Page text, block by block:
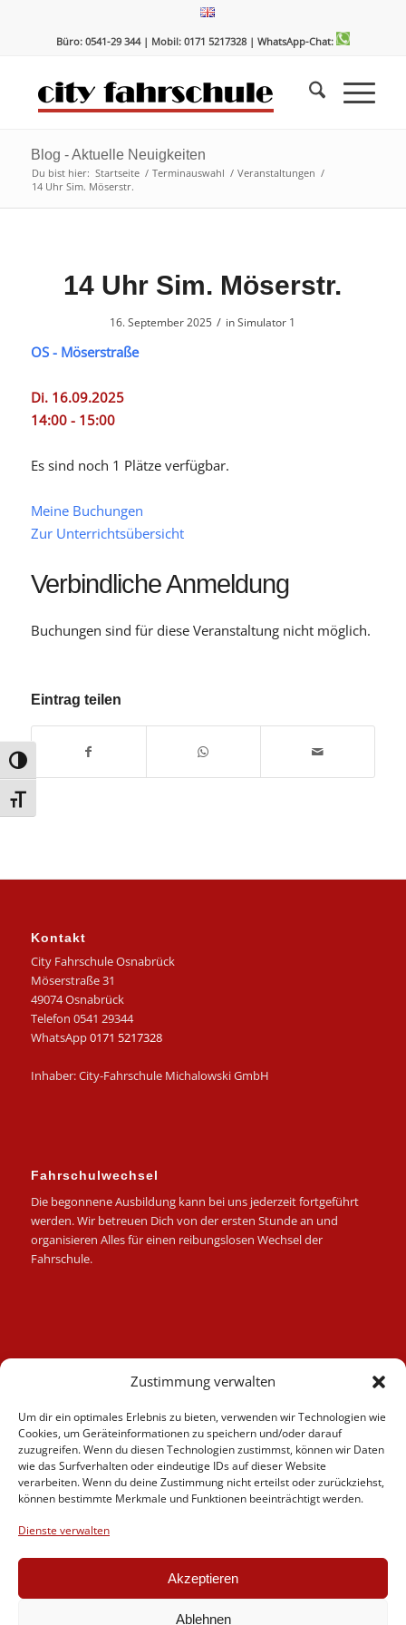
Zustimmung verwalten
Um dir ein optimales Erlebnis zu bieten, verwenden wir Technologien wie
Cookies, um Geräteinformationen zu speichern und/oder darauf
zuzugreifen. Wenn du diesen Technologien zustimmst, können wir Daten
wie das Surfverhalten oder eindeutige IDs auf dieser Website
verarbeiten. Wenn du deine Zustimmung nicht erteilst oder zurückziehst,
können bestimmte Merkmale und Funktionen beeinträchtigt werden.
Dienste verwalten
Akzeptieren
Ablehnen
Umschalten auf hohe Kontraste
Schrift vergrößern
Büro: 0541-29 344 | Mobil: 0171 5217328 | WhatsApp-Chat:
Blog - Aktuelle Neuigkeiten
Du bist hier: Startseite / Terminauswahl / Veranstaltungen /
14 Uhr Sim. Möserstr.
14 Uhr Sim. Möserstr.
16. September 2025 / inSimulator 1
OS - Möserstraße
Di. 16.09.2025
14:00 - 15:00
Es sind noch 1 Plätze verfügbar.
Meine Buchungen
Zur Unterrichtsübersicht
Verbindliche Anmeldung
Buchungen sind für diese Veranstaltung nicht möglich.
Eintrag teilen
Kontakt
City Fahrschule Osnabrück
Möserstraße 31
49074 Osnabrück
Telefon 0541 29344
WhatsApp0171 5217328
Inhaber: City-Fahrschule Michalowski GmbH
Fahrschulwechsel
Die begonnene Ausbildung kann bei uns jederzeit fortgeführt
werden. Wir betreuen Dich von der ersten Stunde an und
organisieren Alles für einen reibungslosen Wechsel der
Fahrschule.
Fahrlehrer
Fahrschule
Motorrad
News
Videos